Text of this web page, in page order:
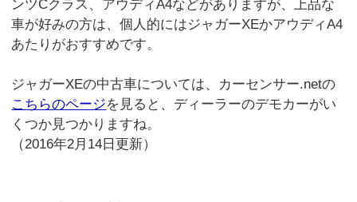
ンツCクラス、アウディA4などがありますが、上品な
車が好みの方は、個人的にはジャガーXEかアウディA4
あたりがおすすめです。
ジャガーXEの中古車については、カーセンサー.netの
こちらのページを見ると、ディーラーのデモカーがい
くつか見つかりますね。
（2016年2月14日更新）